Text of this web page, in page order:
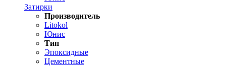
Затирки
Производитель
Litokol
Юнис
Тип
Эпоксидные
Цементные